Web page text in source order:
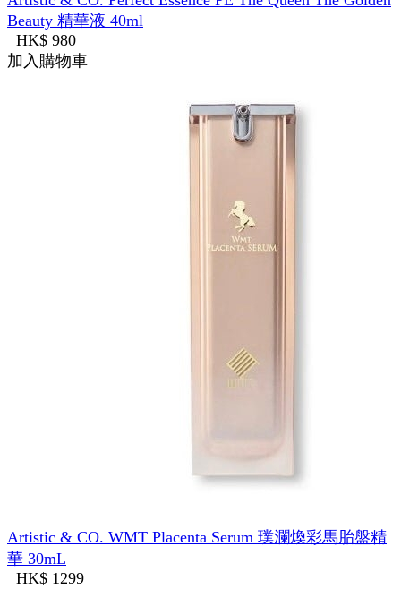
Beauty 精華液 40ml
HK$ 980
加入購物車
Artistic & CO. WMT Placenta Serum 璞瀾煥彩馬胎盤精
華 30mL
HK$ 1299